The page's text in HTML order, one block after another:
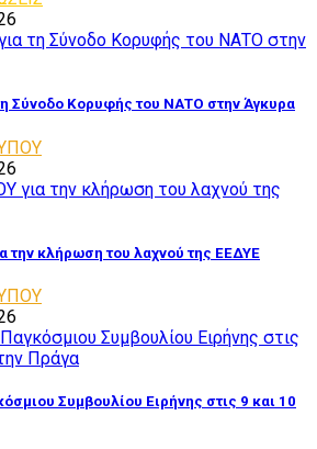
Σύνοδο Κορυφής του ΝΑΤΟ στην Άγκυρα
την κλήρωση του λαχνού της ΕΕΔΥΕ
Συμβουλίου Ειρήνης στις 9 και 10